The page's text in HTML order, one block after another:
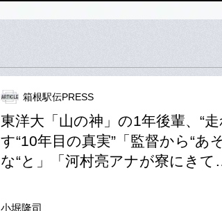
箱根駅伝PRESS
東洋大「山の神」の1年後輩、“
す“10年目の真実”「監督から“あ
な“と」「河村亮アナが寮にきて
小堀隆司